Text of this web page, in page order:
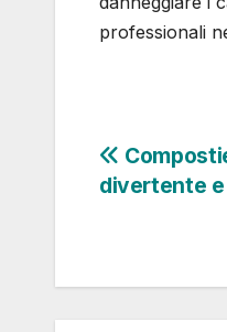
professionali
divertente